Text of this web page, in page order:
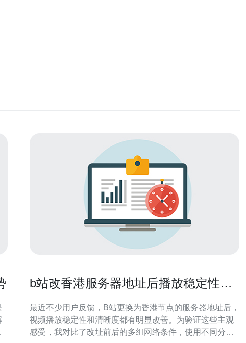
b站改香港服务器地址后播放稳定性与
最近不少用户反馈，B站更换为香港节点的服务器地址后，
视频播放稳定性和清晰度都有明显改善。为验证这些主观
感受，我对比了改址前后的多组网络条件，使用不同分辨